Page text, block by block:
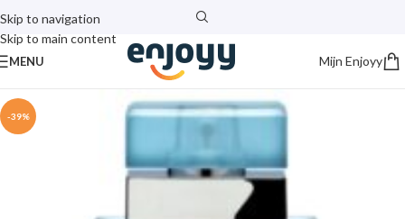
Skip to navigation
Skip to main content
MENU Mijn Enjoyy
-39%